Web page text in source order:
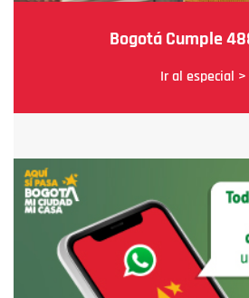
Bogotá Cumple
Ir al especial >